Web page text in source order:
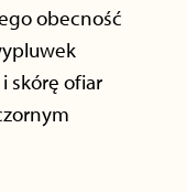
obecność
skórę ofiar